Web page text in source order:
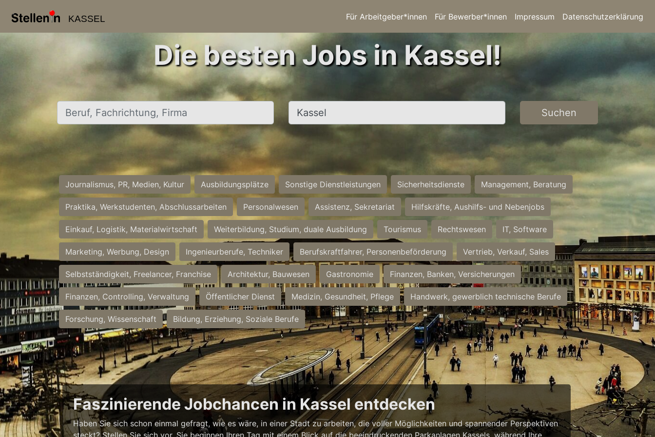
KASSEL Für Arbeitgeber*innen Für Bewerber*innen Impressum Datenschutzerklärung
Die besten Jobs in Kassel!
Beruf, Fachrichtung, Firma Ort, Stadt Suchen
Journalismus, PR, Medien, Kultur Ausbildungsplätze Sonstige Dienstleistungen Sicherheitsdienste Management, Beratung
Praktika, Werkstudenten, Abschlussarbeiten Personalwesen Assistenz, Sekretariat Hilfskräfte, Aushilfs- und Nebenjobs
Einkauf, Logistik, Materialwirtschaft Weiterbildung, Studium, duale Ausbildung Tourismus Rechtswesen IT, Software
Marketing, Werbung, Design Ingenieurberufe, Techniker Berufskraftfahrer, Personenbeförderung Vertrieb, Verkauf, Sales
Selbstständigkeit, Freelancer, Franchise Architektur, Bauwesen Gastronomie Finanzen, Banken, Versicherungen
Finanzen, Controlling, Verwaltung Öffentlicher Dienst Medizin, Gesundheit, Pflege Handwerk, gewerblich technische Berufe
Forschung, Wissenschaft Bildung, Erziehung, Soziale Berufe
Faszinierende Jobchancen in Kassel entdecken
Haben Sie sich schon einmal gefragt, wie es wäre, in einer Stadt zu arbeiten, die voller Möglichkeiten und spannender Perspektiven